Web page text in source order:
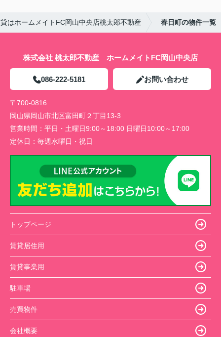
はホームメイトFC岡山中央店桃太郎不動産 春日町の物件一覧
株式会社 桃太郎不動産 ホームメイトFC岡山中央店
086-222-5181 お問い合わせ
〒700-0816
岡山県岡山市北区富田町２丁目13-3
営業時間： 平日・土曜日9:00～18:00 日曜日10:00～17:00
定休日： 毎週水曜日・祝日
トップページ
賃貸居住用
賃貸事業用
駐車場
売買物件
会社概要